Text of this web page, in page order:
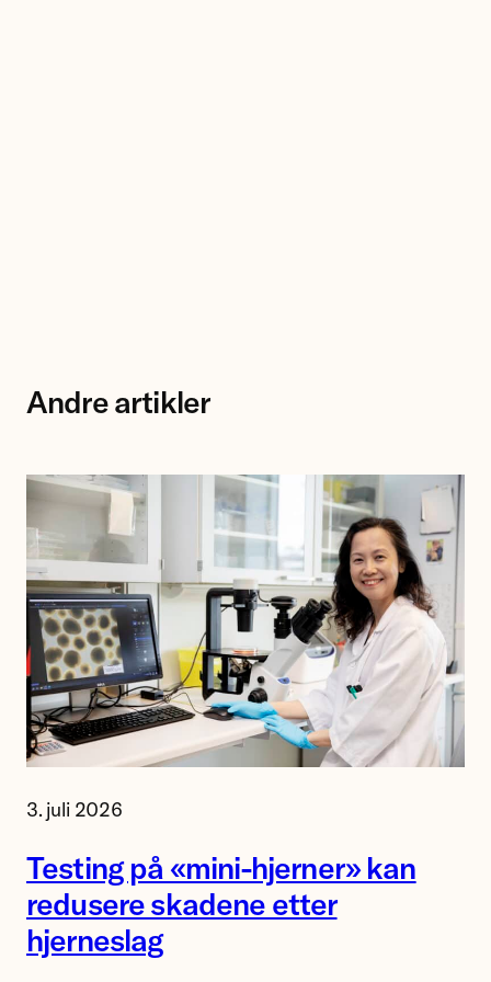
Andre artikler
Jing
ved
NTNU.
3. juli 2026
Testing på «mini-hjerner» kan
redusere skadene etter
hjerneslag